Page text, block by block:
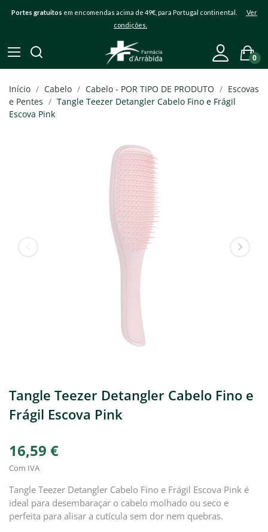
Portes gratuitos em encomendas acima de 49€, para Portugal continental. Ver
condições.
0
Início Cabelo Cabelo - POR TIPO DE PRODUTO
Escovas
e Pentes
Tangle Teezer Detangler Cabelo Fino e Frágil
Escova Pink
Tangle Teezer Detangler Cabelo Fino e
Frágil Escova Pink
16,59 €
Com IVA
Tangle Teezer Detangler Cabelo Fino e Frágil Escova Pink é
ideal para desembaraçar o cabelo molhado ou seco e
perfeita para alisar a cutícula sem dor nem quebras.